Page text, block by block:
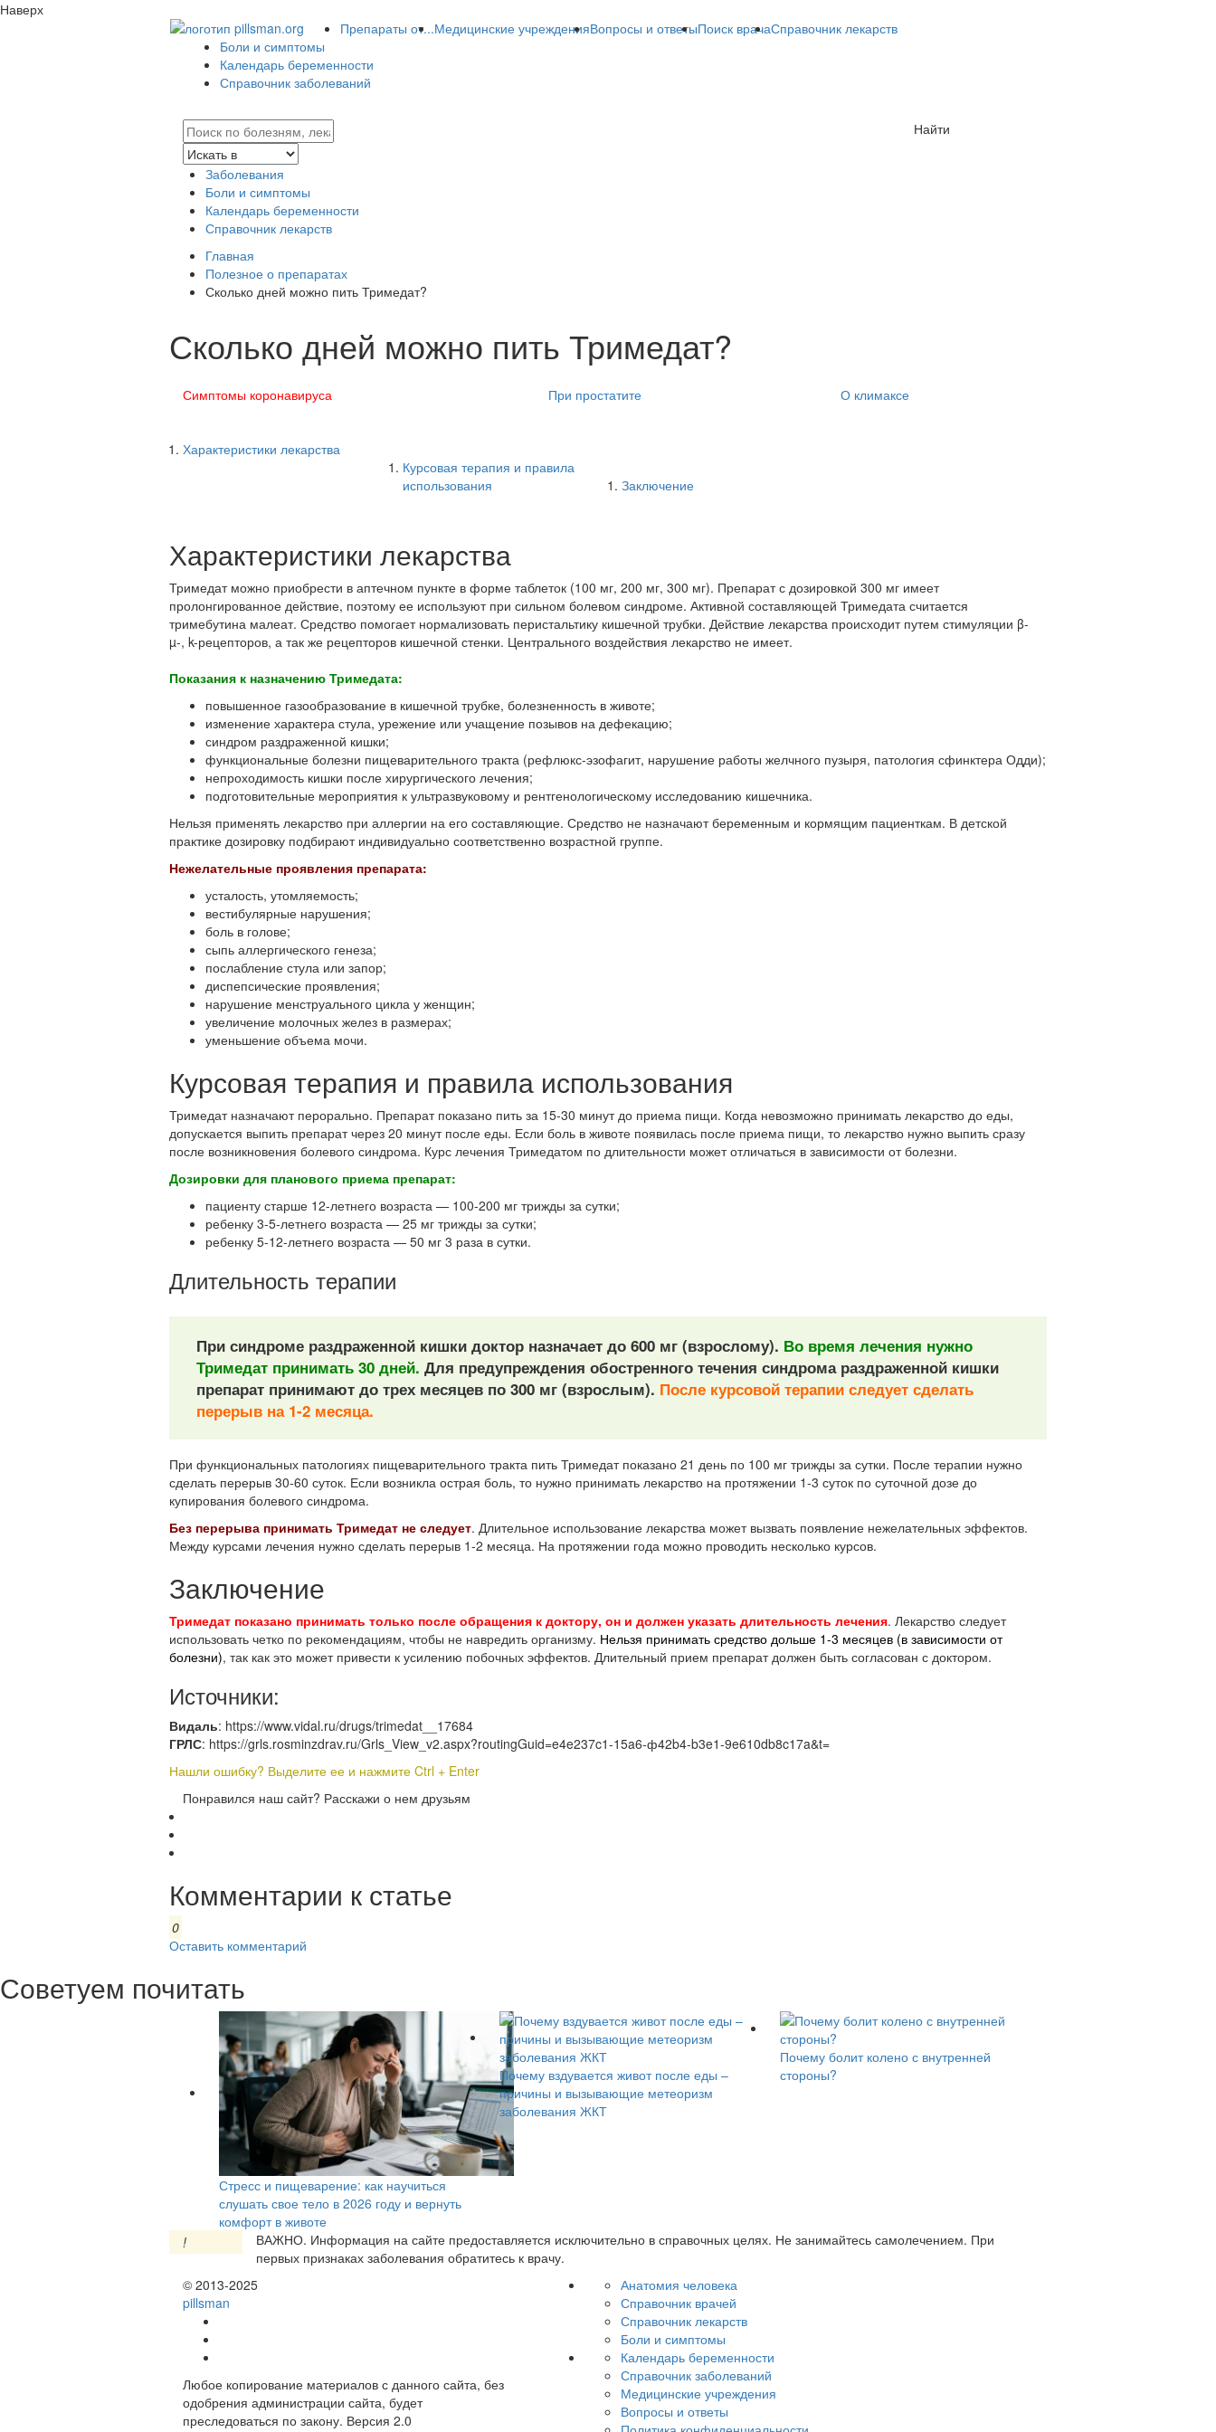
Наверх
Препараты от...Медицинские учрежденияВопросы и ответыПоиск врачаСправочник лекарств
Боли и симптомы
Календарь беременности
Справочник заболеваний
Найти
Заболевания
Боли и симптомы
Календарь беременности
Справочник лекарств
Главная
Полезное о препаратах
Сколько дней можно пить Тримедат?
Сколько дней можно пить Тримедат?
Симптомы коронавируса При простатите О климаксе
Характеристики лекарства
Курсовая терапия и правила
использования
Заключение
Характеристики лекарства
Тримедат можно приобрести в аптечном пункте в форме таблеток (100 мг, 200 мг, 300 мг). Препарат с дозировкой 300 мг имеет
пролонгированное действие, поэтому ее используют при сильном болевом синдроме. Активной составляющей Тримедата считается
тримебутина малеат. Средство помогает нормализовать перистальтику кишечной трубки. Действие лекарства происходит путем стимуляции β-
µ-, k-рецепторов, а так же рецепторов кишечной стенки. Центрального воздействия лекарство не имеет.
Показания к назначению Тримедата:
повышенное газообразование в кишечной трубке, болезненность в животе;
изменение характера стула, урежение или учащение позывов на дефекацию;
синдром раздраженной кишки;
функциональные болезни пищеварительного тракта (рефлюкс-эзофагит, нарушение работы желчного пузыря, патология сфинктера Одди);
непроходимость кишки после хирургического лечения;
подготовительные мероприятия к ультразвуковому и рентгенологическому исследованию кишечника.
Нельзя применять лекарство при аллергии на его составляющие. Средство не назначают беременным и кормящим пациенткам. В детской
практике дозировку подбирают индивидуально соответственно возрастной группе.
Нежелательные проявления препарата:
усталость, утомляемость;
вестибулярные нарушения;
боль в голове;
сыпь аллергического генеза;
послабление стула или запор;
диспепсические проявления;
нарушение менструального цикла у женщин;
увеличение молочных желез в размерах;
уменьшение объема мочи.
Курсовая терапия и правила использования
Тримедат назначают перорально. Препарат показано пить за 15-30 минут до приема пищи. Когда невозможно принимать лекарство до еды,
допускается выпить препарат через 20 минут после еды. Если боль в животе появилась после приема пищи, то лекарство нужно выпить сразу
после возникновения болевого синдрома. Курс лечения Тримедатом по длительности может отличаться в зависимости от болезни.
Дозировки для планового приема препарат:
пациенту старше 12-летнего возраста — 100-200 мг трижды за сутки;
ребенку 3-5-летнего возраста — 25 мг трижды за сутки;
ребенку 5-12-летнего возраста — 50 мг 3 раза в сутки.
Длительность терапии
При синдроме раздраженной кишки доктор назначает до 600 мг (взрослому). Во время лечения нужно
Тримедат принимать 30 дней. Для предупреждения обостренного течения синдрома раздраженной кишки
препарат принимают до трех месяцев по 300 мг (взрослым). После курсовой терапии следует сделать
перерыв на 1-2 месяца.
При функциональных патологиях пищеварительного тракта пить Тримедат показано 21 день по 100 мг трижды за сутки. После терапии нужно
сделать перерыв 30-60 суток. Если возникла острая боль, то нужно принимать лекарство на протяжении 1-3 суток по суточной дозе до
купирования болевого синдрома.
Без перерыва принимать Тримедат не следует. Длительное использование лекарства может вызвать появление нежелательных эффектов.
Между курсами лечения нужно сделать перерыв 1-2 месяца. На протяжении года можно проводить несколько курсов.
Заключение
Тримедат показано принимать только после обращения к доктору, он и должен указать длительность лечения. Лекарство следует
использовать четко по рекомендациям, чтобы не навредить организму. Нельзя принимать средство дольше 1-3 месяцев (в зависимости от
болезни), так как это может привести к усилению побочных эффектов. Длительный прием препарат должен быть согласован с доктором.
Источники:
Видаль: https://www.vidal.ru/drugs/trimedat__17684
ГРЛС: https://grls.rosminzdrav.ru/Grls_View_v2.aspx?routingGuid=e4e237c1-15a6-ф42b4-b3e1-9e610db8c17a&t=
Нашли ошибку? Выделите ее и нажмите Ctrl + Enter
Понравился наш сайт? Расскажи о нем друзьям
Комментарии к статье
0
Оставить комментарий
Советуем почитать
Стресс и пищеварение: как научиться
слушать свое тело в 2026 году и вернуть
комфорт в животе
Почему вздувается живот после еды –
причины и вызывающие метеоризм
заболевания ЖКТ
Почему болит колено с внутренней
стороны?
! ВАЖНО. Информация на сайте предоставляется исключительно в справочных целях. Не занимайтесь самолечением. При
первых признаках заболевания обратитесь к врачу.
© 2013-2025
pillsman
Любое копирование материалов с данного сайта, без
одобрения администрации сайта, будет
преследоваться по закону. Версия 2.0
Анатомия человека
Справочник врачей
Справочник лекарств
Боли и симптомы
Календарь беременности
Справочник заболеваний
Медицинские учреждения
Вопросы и ответы